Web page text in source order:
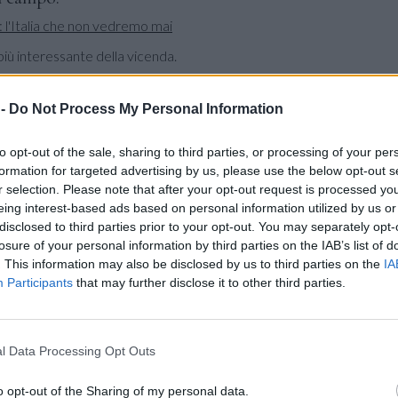
Do Not Process My Personal Information
opt-out of the sale, sharing to third parties, or processing of your
for targeted advertising by us, please use the below opt-out
selection. Please note that after your opt-out request is processed
interest-based ads based on personal information utilized by us
to third parties prior to your opt-out. You may separately
of your personal information by third parties on the IAB’s list of
This information may also be disclosed by us to third parties on the
Participants that may further disclose it to other third parties.
Data Processing Opt Outs
opt-out of the Sharing of my personal data.
interessante della vicenda.
libero, una formazione che, almeno sulla carta, avrebbe
offensive.
il dibattito in modo netto. Nessuna frase interlocutoria,nessun
di Antropova in posto 4è terminato. Una posizione chiara che
quello che vede durante le partite. Valuta settimane di
possono essere osservati solo in minima parte. Se ritiene che
o come arma da doppio cambio, è perché ha raccolto elementi